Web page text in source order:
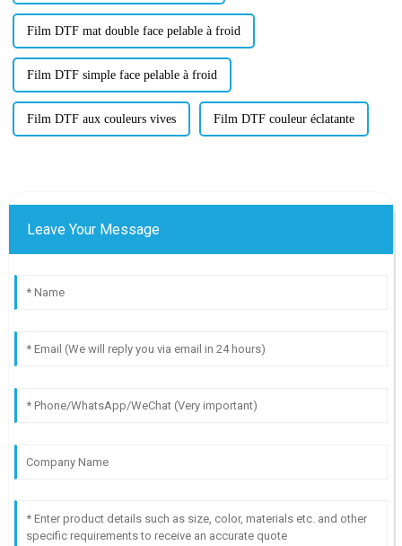
Film DTF mat double face pelable à froid
Film DTF simple face pelable à froid
Film DTF aux couleurs vives Film DTF couleur éclatante
Leave Your Message